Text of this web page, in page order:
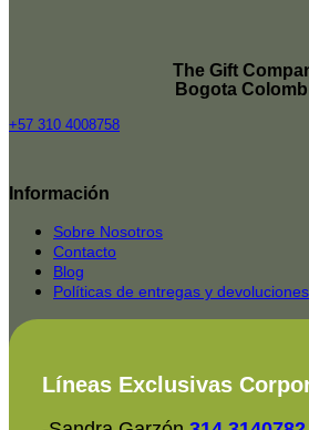
The Gift
Bogota
+57 310 4008758
Rated
2025-
Información
Sobre Nosotros
Contacto
Blog
Políticas de entregas y devoluciones
Líneas Exclusivas